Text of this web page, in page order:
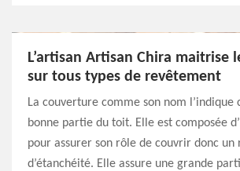
L’artisan Artisan Chira maitrise
sur tous types de revêtement
La couverture comme son nom l’indique
bonne partie du toit. Elle est composée
pour assurer son rôle de couvrir donc un
d’étanchéité. Elle assure une grande